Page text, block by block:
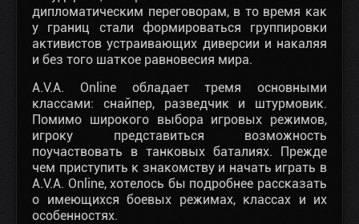
дипломатическим переговорам, в то время как
у границ стали формироваться группировки
активистов устраивающих диверсии и накаляя
и без того шаткое равновесия мира.
A.V.A. Online обладает тремя основными
классами: снайпер, разведчик и штурмовик.
Помимо широкого выбора игровых режимов,
игроку представиться возможность
поучаствовать в танковых баталиях. Прежде
чем приступить к знакомству и начать играть в
A.V.A. Online, хотелось бы подробнее рассказать
о имеющихся боевых режимах, классах и их
особенностях.